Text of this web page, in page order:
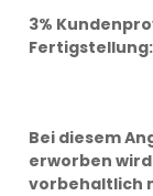
3%
Bei diesem
erworben
vorbehaltlich